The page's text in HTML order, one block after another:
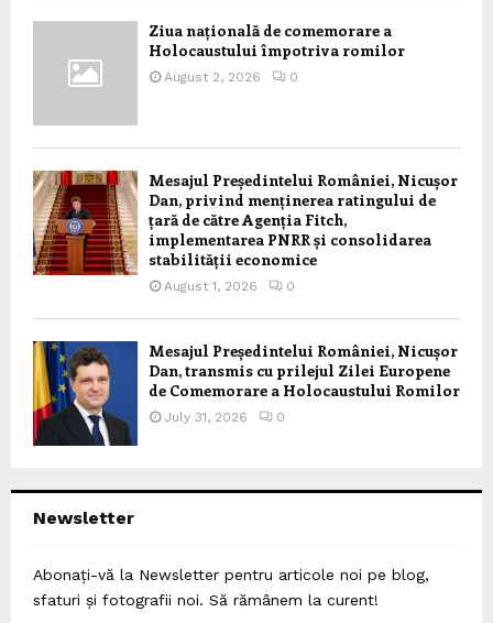
Ziua națională de comemorare a
Holocaustului împotriva romilor
August 2, 2026 0
Mesajul Președintelui României, Nicușor
Dan, privind menținerea ratingului de
țară de către Agenția Fitch,
implementarea PNRR și consolidarea
stabilității economice
August 1, 2026 0
Mesajul Președintelui României, Nicușor
Dan, transmis cu prilejul Zilei Europene
de Comemorare a Holocaustului Romilor
July 31, 2026 0
Newsletter
Abonați-vă la Newsletter pentru articole noi pe blog,
sfaturi și fotografii noi. Să rămânem la curent!